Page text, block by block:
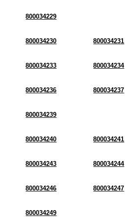
800034229
800034230 800034231
800034233 800034234
800034236 800034237
800034239
800034240 800034241
800034243 800034244
800034246 800034247
800034249